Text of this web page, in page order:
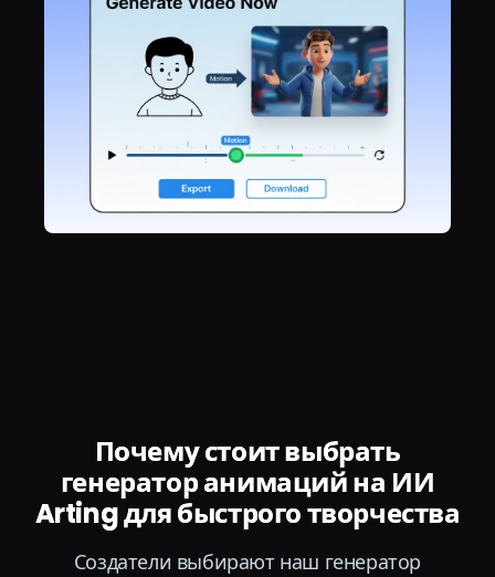
Почему стоит выбрать
генератор анимаций на ИИ
Arting для быстрого творчества
Создатели выбирают наш генератор